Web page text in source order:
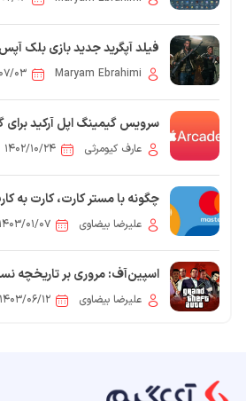
فیلد آپگرید جدید بازی بلک آپس 6
Maryam Ebrahimi
سرویس گیمینگ اپل آرکید برای
عارف کیومرثی ۱۴۰۲/۱۰/۲۴
چگونه با مستر کارت، کارت به
علیرضا بیضاوی ۱۴۰۳/۰۱/۰۷
اسپین‌آف: مروری بر تاریخچه
Grand Theft Auto
علیرضا بیضاوی ۱۴۰۳/۰۶/۱۲